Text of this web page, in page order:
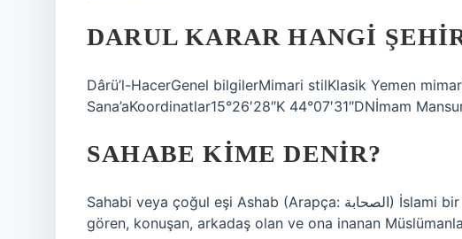
DARUL KARAR HANGI
Dârü’l-HacerGenel bilgilerMimari stilKlasik Yemen
Sana’aKoordinatlar15°26′28″K 44°07′31″DNİmam
SAHABE KIME DENIR?
Sahabi veya çoğul eşi Ashab (Arapça: الصحابة) İslami bir terimdir. İslam peygamberi Muhammed’i
gören, konuşan, arkadaş olan ve ona inanan